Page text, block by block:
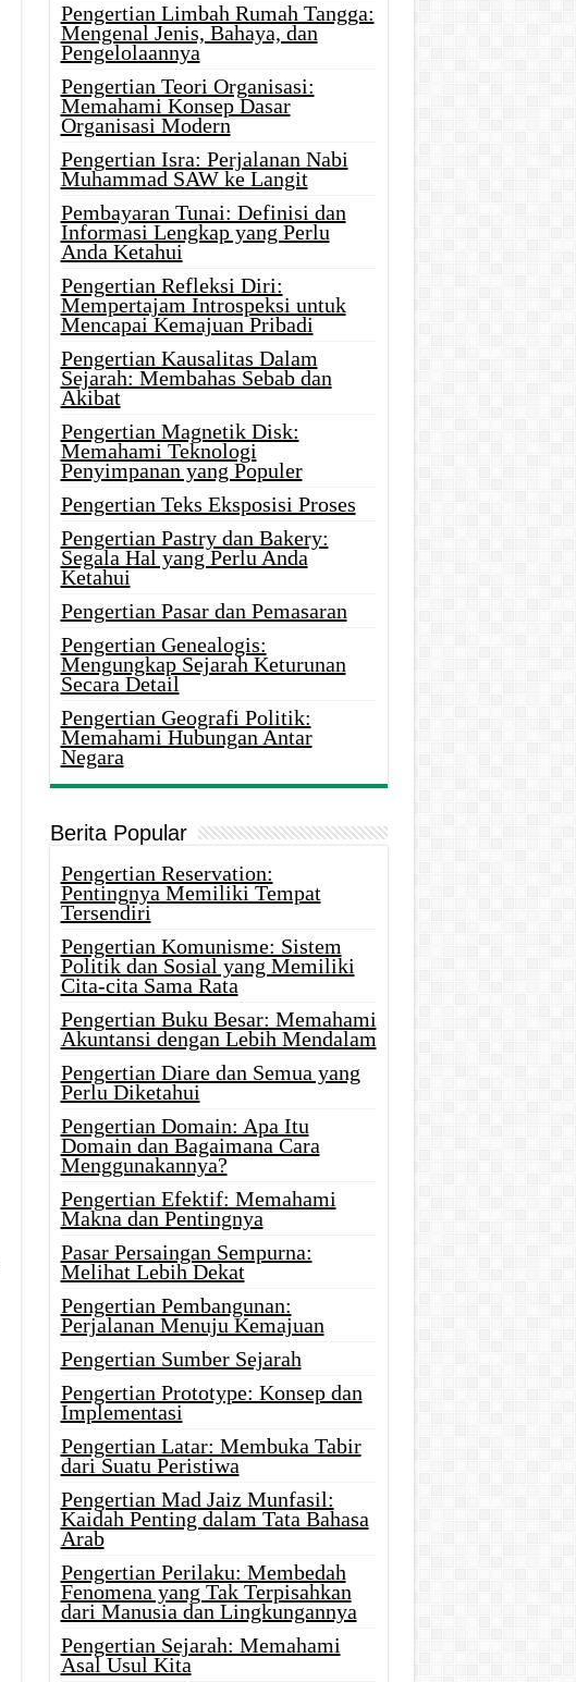
Pengertian Limbah Rumah Tangga:
Mengenal Jenis, Bahaya, dan
Pengelolaannya
Pengertian Teori Organisasi:
Memahami Konsep Dasar
Organisasi Modern
Pengertian Isra: Perjalanan Nabi
Muhammad SAW ke Langit
Pembayaran Tunai: Definisi dan
Informasi Lengkap yang Perlu
Anda Ketahui
Pengertian Refleksi Diri:
Mempertajam Introspeksi untuk
Mencapai Kemajuan Pribadi
Pengertian Kausalitas Dalam
Sejarah: Membahas Sebab dan
Akibat
Pengertian Magnetik Disk:
Memahami Teknologi
Penyimpanan yang Populer
Pengertian Teks Eksposisi Proses
Pengertian Pastry dan Bakery:
Segala Hal yang Perlu Anda
Ketahui
Pengertian Pasar dan Pemasaran
Pengertian Genealogis:
Mengungkap Sejarah Keturunan
Secara Detail
Pengertian Geografi Politik:
Memahami Hubungan Antar
Negara
Berita Popular
Pengertian Reservation:
Pentingnya Memiliki Tempat
Tersendiri
Pengertian Komunisme: Sistem
Politik dan Sosial yang Memiliki
Cita-cita Sama Rata
Pengertian Buku Besar: Memahami
Akuntansi dengan Lebih Mendalam
Pengertian Diare dan Semua yang
Perlu Diketahui
Pengertian Domain: Apa Itu
Domain dan Bagaimana Cara
Menggunakannya?
Pengertian Efektif: Memahami
Makna dan Pentingnya
Pasar Persaingan Sempurna:
Melihat Lebih Dekat
Pengertian Pembangunan:
Perjalanan Menuju Kemajuan
Pengertian Sumber Sejarah
Pengertian Prototype: Konsep dan
Implementasi
Pengertian Latar: Membuka Tabir
dari Suatu Peristiwa
Pengertian Mad Jaiz Munfasil:
Kaidah Penting dalam Tata Bahasa
Arab
Pengertian Perilaku: Membedah
Fenomena yang Tak Terpisahkan
dari Manusia dan Lingkungannya
Pengertian Sejarah: Memahami
Asal Usul Kita